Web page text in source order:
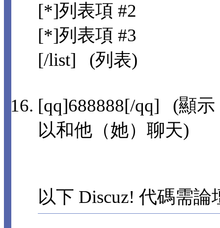
[*]列表項 #2
[*]列表項 #3
[/list] (列表)
[qq]688888[/qq] (顯
以和他（她）聊天)
以下 Discuz! 代碼需